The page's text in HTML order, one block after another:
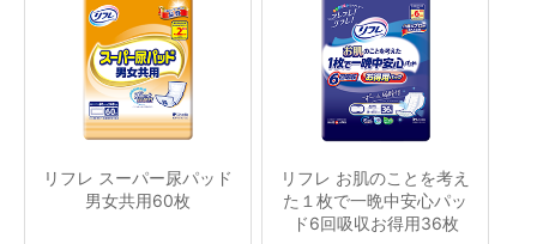
リフレ スーパー尿パッド
男女共用60枚
リフレ お肌のことを考え
た１枚で一晩中安心パッ
ド6回吸収お得用36枚